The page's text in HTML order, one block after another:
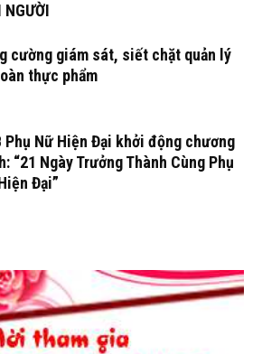
NGƯỜI
cường giám sát, siết chặt quản lý
thực phẩm
Phụ Nữ Hiện Đại khởi động chương
“21 Ngày Trưởng Thành Cùng Phụ
Đại”